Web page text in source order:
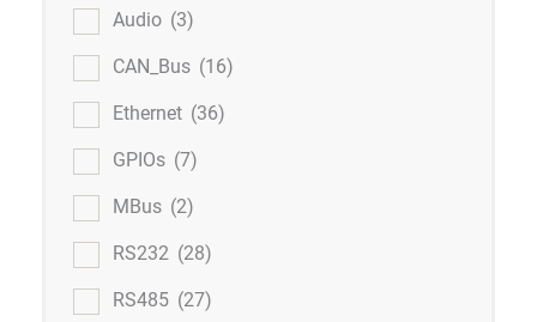
Audio (3)
CAN_Bus (16)
Ethernet (36)
GPIOs (7)
MBus (2)
RS232 (28)
RS485 (27)